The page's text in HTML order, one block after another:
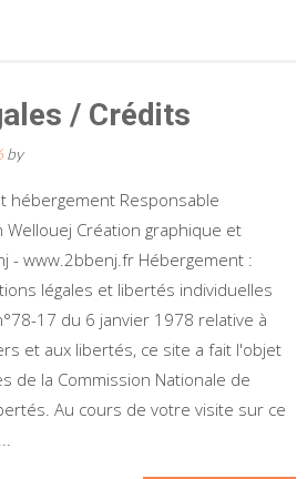
/ Crédits
by
hébergement Responsable
Wellouej Création graphique et
- www.2bbenj.fr Hébergement :
légales et libertés individuelles
17 du 6 janvier 1978 relative à
et aux libertés, ce site a fait l'objet
de la Commission Nationale de
Au cours de votre visite sur ce